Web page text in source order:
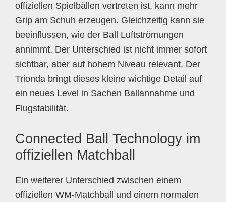
offiziellen Spielbällen vertreten ist, kann mehr
Grip am Schuh erzeugen. Gleichzeitig kann sie
beeinflussen, wie der Ball Luftströmungen
annimmt. Der Unterschied ist nicht immer sofort
sichtbar, aber auf hohem Niveau relevant. Der
Trionda bringt dieses kleine wichtige Detail auf
ein neues Level in Sachen Ballannahme und
Flugstabilität.
Connected Ball Technology im
offiziellen Matchball
Ein weiterer Unterschied zwischen einem
offiziellen WM-Matchball und einem normalen